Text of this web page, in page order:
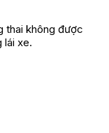
thai không được
lái xe.